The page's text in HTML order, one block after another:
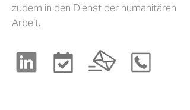
zudem in den Dienst der humanitären
Arbeit.​